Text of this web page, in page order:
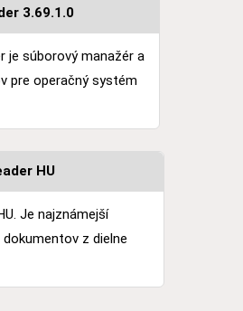
3.69.1.0
je súborový manažér a
pre operačný systém
HU
Je najznámejší
dokumentov z dielne